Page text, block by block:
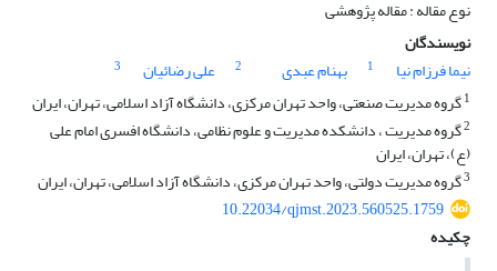
نوع مقاله : مقاله پژوهشی
نویسندگان
نیما فرزام نیا
1 بهنام عبدی 2 علی رضائیان
3
1گروه مدیریت صنعتی، واحد تهران مرکزی، دانشگاه آزاد اسلامی، تهران، ایران
2گروه مدیریت ، دانشکده مدیریت و علوم نظامی، دانشگاه افسری امام علی
(ع)، تهران، ایران
3گروه مدیریت دولتی، واحد تهران مرکزی، دانشگاه آزاد اسلامی، تهران، ایران
10.22034/qjmst.2023.560525.1759
چکیده